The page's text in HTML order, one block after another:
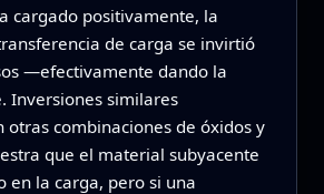
cargado positivamente, la
de carga se invirtió
—efectivamente dando la
Inversiones similares
otras combinaciones de óxidos y
que el material subyacente
en la carga, pero si una